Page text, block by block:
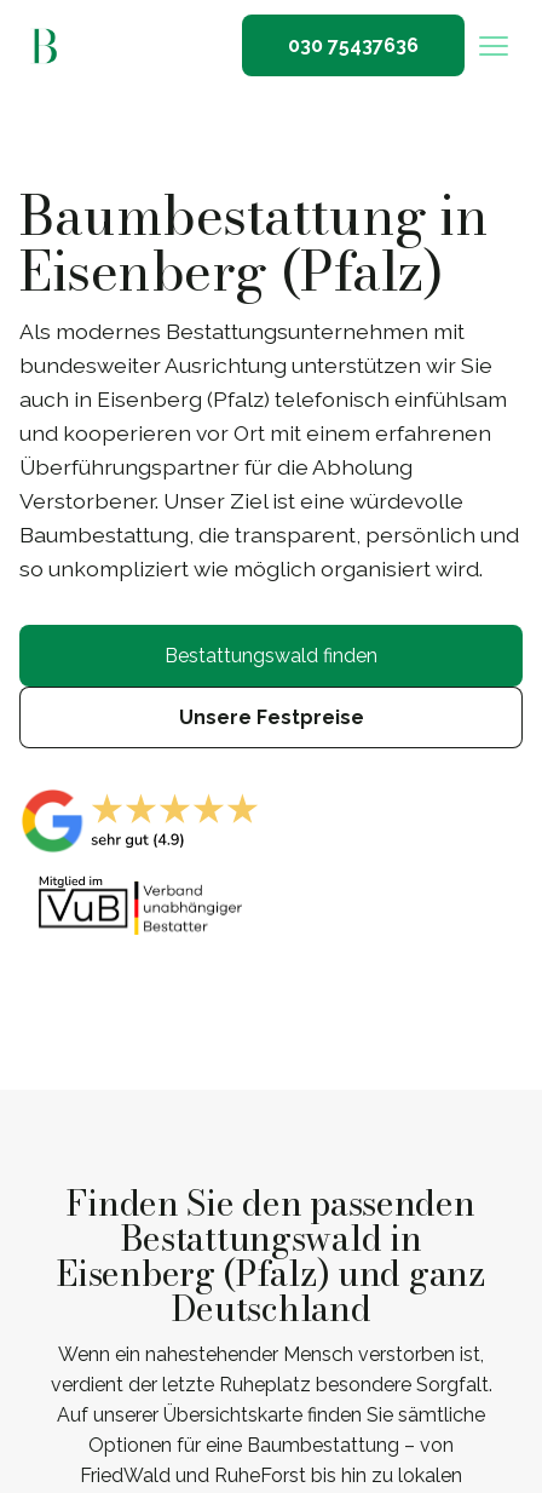
030 75437636
Baumbestattung in
Eisenberg (Pfalz)
Als modernes Bestattungsunternehmen mit
bundesweiter Ausrichtung unterstützen wir Sie
auch in Eisenberg (Pfalz) telefonisch einfühlsam
und kooperieren vor Ort mit einem erfahrenen
Überführungspartner für die Abholung
Verstorbener. Unser Ziel ist eine würdevolle
Baumbestattung, die transparent, persönlich und
so unkompliziert wie möglich organisiert wird.
Bestattungswald finden
Unsere Festpreise
Finden Sie den passenden
Bestattungswald in
Eisenberg (Pfalz) und ganz
Deutschland
Wenn ein nahestehender Mensch verstorben ist,
verdient der letzte Ruheplatz besondere Sorgfalt.
Auf unserer Übersichtskarte finden Sie sämtliche
Optionen für eine Baumbestattung – von
FriedWald und RuheForst bis hin zu lokalen